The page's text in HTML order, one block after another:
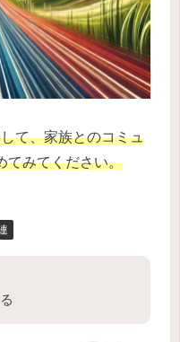
て、家族とのコミュ
てみてください。